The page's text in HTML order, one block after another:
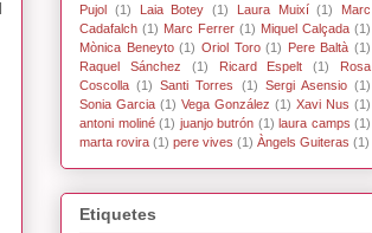
Pujol (1) Laia Botey (1) Laura Muixí (1)
Marc
Cadafalch (1) Marc Ferrer (1) Miquel Calçada (1)
Mònica Beneyto (1) Oriol Toro (1) Pere Baltà (1)
Raquel Sánchez
(1) Ricard Espelt (1)
Rosa
Coscolla (1) Santi Torres (1) Sergi Asensio (1)
Sonia Garcia (1) Vega González (1) Xavi Nus (1)
antoni moliné (1) juanjo butrón (1) laura camps (1)
marta rovira (1) pere vives (1) Àngels Guiteras (1)
Etiquetes